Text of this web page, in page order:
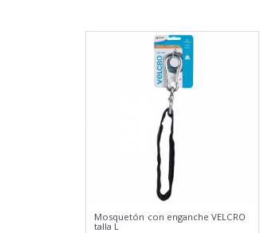
Mosquetón con enganche VELCRO
talla L